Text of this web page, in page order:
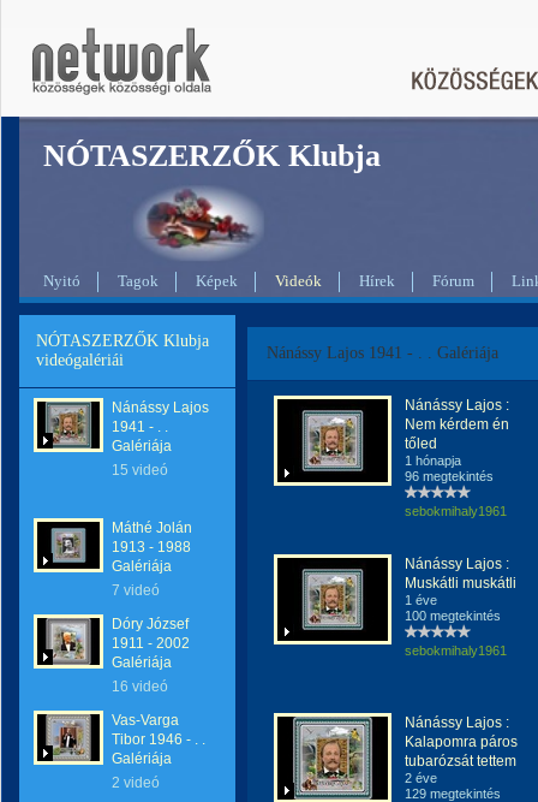
NÓTASZERZŐK Klubja
Nyitó Tagok Képek Videók Hírek Fórum
NÓTASZERZŐK Klubja
videógalériái
Nánássy Lajos
1941 - . .
Galériája
15 videó
Máthé Jolán
1913 - 1988
Galériája
7 videó
Dóry József
1911 - 2002
Galériája
16 videó
Vas-Varga
Tibor 1946 - . .
Galériája
2 videó
Nánássy Lajos 1941 - . . Galériája
Nánássy Lajos :
Nem kérdem én
tőled
1 hónapja
96 megtekintés
sebokmihaly1961
Nánássy Lajos :
Muskátli muskátli
1 éve
100 megtekintés
sebokmihaly1961
Nánássy Lajos :
Kalapomra páros
tubarózsát tettem
2 éve
129 megtekintés